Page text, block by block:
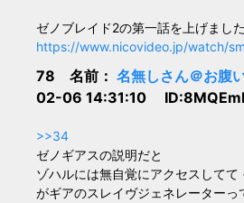
ゼノブレイド2の第一話を上げました
https://www.nicovideo.jp/watch/
78 名前： 名無しさん＠お腹
02-06 14:31:10
>>34
ゼノギアスの説明だと
ゾハルには無自覚にアクセスして
がギアのスレイヴジェネレーターっ